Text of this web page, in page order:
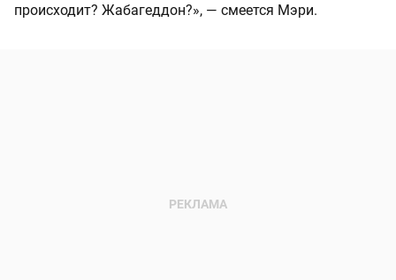
происходит? Жабагеддон?», — смеется Мэри.